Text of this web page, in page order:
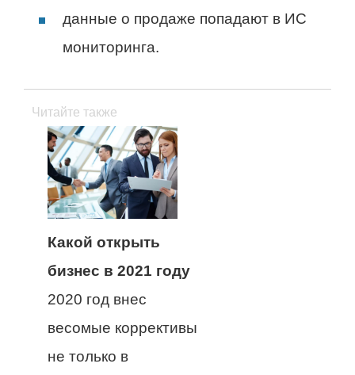
данные о продаже попадают в ИС
мониторинга.
Читайте также
Какой открыть
бизнес в 2021 году
2020 год внес
весомые коррективы
не только в